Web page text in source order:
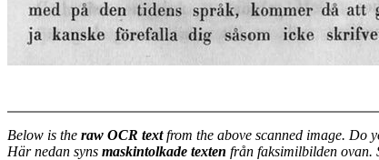
Below is the raw OCR textfrom the above scanned image. Do
Här nedan syns maskintolkade texten från faksimilbilden ovan.